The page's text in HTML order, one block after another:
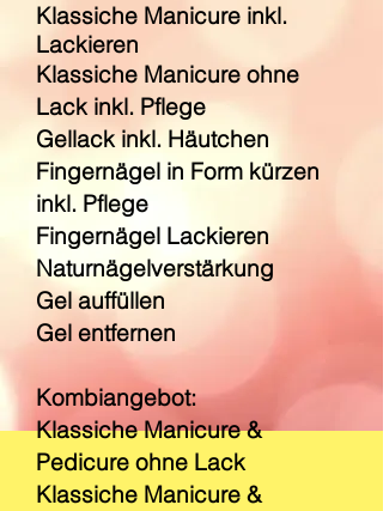
Klassiche Manicure inkl.
Lackieren
Klassiche Manicure ohne
Lack inkl. Pflege
Gellack inkl. Häutchen
Fingernägel in Form kürzen
inkl. Pflege
Fingernägel Lackieren
Naturnägelverstärkung
Gel auffüllen
Gel entfernen
Kombiangebot:
Klassiche Manicure &
Pedicure ohne Lack
Klassiche Manicure &